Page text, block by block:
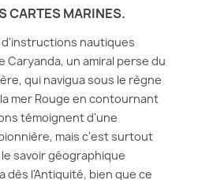
CARTES MARINES.
nautiques
Caryanda, un amiral perse du
qui navigua sous le règne
la mer Rouge en contournant
témoignent d'une
mais c'est surtout
savoir géographique
dès l'Antiquité, bien que ce